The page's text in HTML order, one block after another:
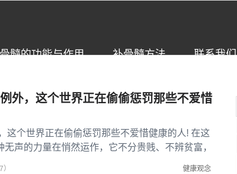
骨髓的功能与作用 补骨髓方法 联系我们
外，这个世界正在偷偷惩罚那些不爱惜
这个世界正在偷偷惩罚那些不爱惜健康的人! 在这
声的力量在悄然运作，它不分贵贱、不辨贫富，
健康观念